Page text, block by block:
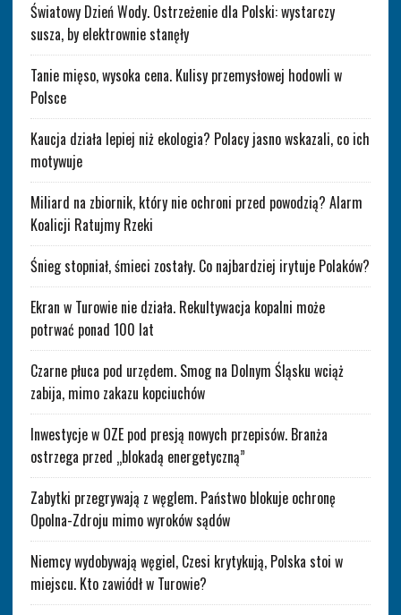
Światowy Dzień Wody. Ostrzeżenie dla Polski: wystarczy
susza, by elektrownie stanęły
Tanie mięso, wysoka cena. Kulisy przemysłowej hodowli w
Polsce
Kaucja działa lepiej niż ekologia? Polacy jasno wskazali, co ich
motywuje
Miliard na zbiornik, który nie ochroni przed powodzią? Alarm
Koalicji Ratujmy Rzeki
Śnieg stopniał, śmieci zostały. Co najbardziej irytuje Polaków?
Ekran w Turowie nie działa. Rekultywacja kopalni może
potrwać ponad 100 lat
Czarne płuca pod urzędem. Smog na Dolnym Śląsku wciąż
zabija, mimo zakazu kopciuchów
Inwestycje w OZE pod presją nowych przepisów. Branża
ostrzega przed „blokadą energetyczną”
Zabytki przegrywają z węglem. Państwo blokuje ochronę
Opolna-Zdroju mimo wyroków sądów
Niemcy wydobywają węgiel, Czesi krytykują, Polska stoi w
miejscu. Kto zawiódł w Turowie?